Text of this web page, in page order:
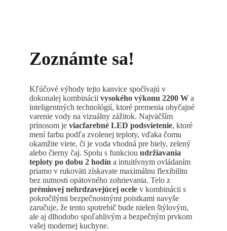
Zoznámte sa!
Kľúčové výhody tejto kanvice spočívajú v
dokonalej kombinácii vysokého výkonu 2200 W a
inteligentných technológií, ktoré premenia obyčajné
varenie vody na vizuálny zážitok. Najväčším
prínosom je viacfarebné LED podsvietenie, ktoré
mení farbu podľa zvolenej teploty, vďaka čomu
okamžite viete, či je voda vhodná pre biely, zelený
alebo čierny čaj. Spolu s funkciou udržiavania
teploty po dobu 2 hodín a intuitívnym ovládaním
priamo v rukoväti získavate maximálnu flexibilitu
bez nutnosti opätovného zohrievania. Telo z
prémiovej nehrdzavejúcej ocele v kombinácii s
pokročilými bezpečnostnými poistkami navyše
zaručuje, že tento spotrebič bude nielen štýlovým,
ale aj dlhodobo spoľahlivým a bezpečným prvkom
vašej modernej kuchyne.